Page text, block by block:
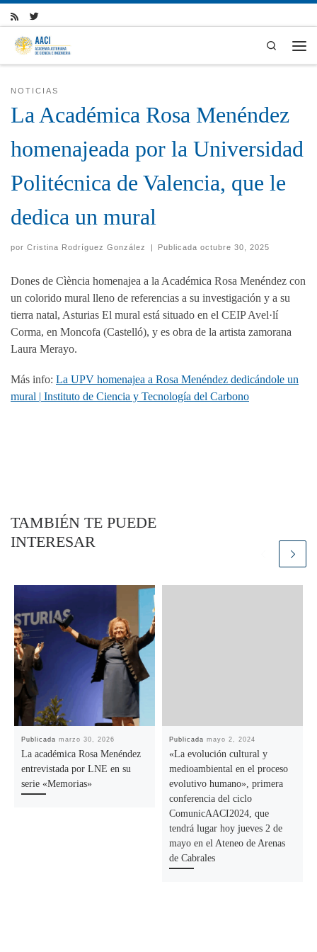
Skip to content
Search
NOTICIAS
La Académica Rosa Menéndez
homenajeada por la Universidad
Politécnica de Valencia, que le
dedica un mural
por Cristina Rodríguez González | Publicadaoctubre 30, 2025
Dones de Cìència homenajea a la Académica Rosa Menéndez con
un colorido mural lleno de referencias a su investigación y a su
tierra natal, Asturias El mural está situado en el CEIP Avel·lí
Corma, en Moncofa (Castelló), y es obra de la artista zamorana
Laura Merayo.
Más info: La UPV homenajea a Rosa Menéndez dedicándole un
mural | Instituto de Ciencia y Tecnología del Carbono
TAMBIÉN TE PUEDE
INTERESAR
Publicadamarzo 30, 2026
La académica Rosa Menéndez
entrevistada por LNE en su
serie «Memorias»
Publicadamayo 2, 2024
«La evolución cultural y
medioambiental en el proceso
evolutivo humano», primera
conferencia del ciclo
ComunicAACI2024, que
tendrá lugar hoy jueves 2 de
mayo en el Ateneo de Arenas
de Cabrales